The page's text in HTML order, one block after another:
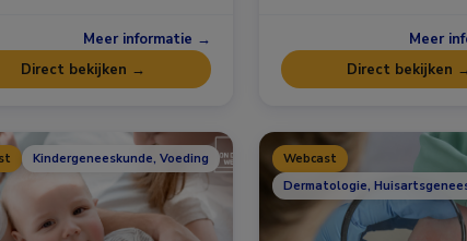
Meer informatie →
Direct bekijken →
Meer
Direct bekijken
Kindergeneeskunde, Voeding
Webcast
Dermatologie,